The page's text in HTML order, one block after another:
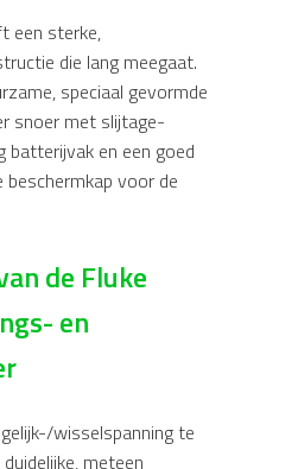
een sterke,
die lang meegaat.
speciaal gevormde
snoer met slijtage-
batterijvak en een goed
voor de
de Fluke
en
wisselspanning te
meteen